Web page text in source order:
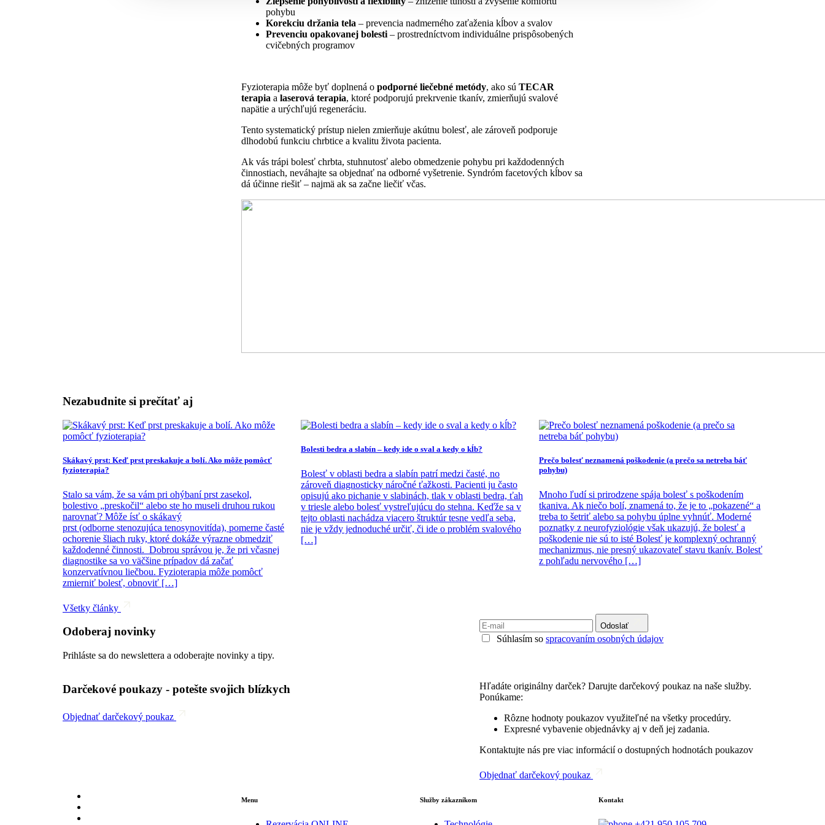
pohybu
Korekciu držania tela – prevencia nadmerného zaťaženia kĺbov a svalov
Prevenciu opakovanej bolesti – prostredníctvom individuálne prispôsobených
cvičebných programov
Fyzioterapia môže byť doplnená o podporné liečebné metódy, ako sú TECAR
terapia a laserová terapia, ktoré podporujú prekrvenie tkanív, zmierňujú svalové
napätie a urýchľujú regeneráciu.
Tento systematický prístup nielen zmierňuje akútnu bolesť, ale zároveň podporuje
dlhodobú funkciu chrbtice a kvalitu života pacienta.
Ak vás trápi bolesť chrbta, stuhnutosť alebo obmedzenie pohybu pri každodenných
činnostiach, neváhajte sa objednať na odborné vyšetrenie. Syndróm facetových kĺbov sa
dá účinne riešiť – najmä ak sa začne liečiť včas.
Nezabudnite si prečítať aj
Skákavý prst: Keď prst preskakuje a bolí. Ako môže pomôcť
fyzioterapia?
Stalo sa vám, že sa vám pri ohýbaní prst zasekol,
bolestivo „preskočil“ alebo ste ho museli druhou rukou
narovnať? Môže ísť o skákavý
prst (odborne stenozujúca tenosynovitída), pomerne časté
ochorenie šliach ruky, ktoré dokáže výrazne obmedziť
každodenné činnosti. Dobrou správou je, že pri včasnej
diagnostike sa vo väčšine prípadov dá začať
konzervatívnou liečbou. Fyzioterapia môže pomôcť
zmierniť bolesť, obnoviť […]
Bolesti bedra a slabín – kedy ide o sval a kedy o kĺb?
Bolesť v oblasti bedra a slabín patrí medzi časté, no
zároveň diagnosticky náročné ťažkosti. Pacienti ju často
opisujú ako pichanie v slabinách, tlak v oblasti bedra, ťah
v triesle alebo bolesť vystreľujúcu do stehna. Keďže sa v
tejto oblasti nachádza viacero štruktúr tesne vedľa seba,
nie je vždy jednoduché určiť, či ide o problém svalového
[…]
Prečo bolesť neznamená poškodenie (a prečo sa netreba báť
pohybu)
Mnoho ľudí si prirodzene spája bolesť s poškodením
tkaniva. Ak niečo bolí, znamená to, že je to „pokazené“ a
treba to šetriť alebo sa pohybu úplne vyhnúť. Moderné
poznatky z neurofyziológie však ukazujú, že bolesť a
poškodenie nie sú to isté Bolesť je komplexný ochranný
mechanizmus, nie presný ukazovateľ stavu tkanív. Bolesť
z pohľadu nervového […]
Všetky články
Odoberaj novinky
Prihláste sa do newslettera a odoberajte novinky a tipy.
Odoslať
Súhlasím so spracovaním osobných údajov
Darčekové poukazy - potešte svojich blízkych
Objednať darčekový poukaz
Hľadáte originálny darček? Darujte darčekový poukaz na naše služby.
Ponúkame:
Rôzne hodnoty poukazov využiteľné na všetky procedúry.
Expresné vybavenie objednávky aj v deň jej zadania.
Kontaktujte nás pre viac informácií o dostupných hodnotách poukazov
Objednať darčekový poukaz
Menu Služby zákazníkom Kontakt